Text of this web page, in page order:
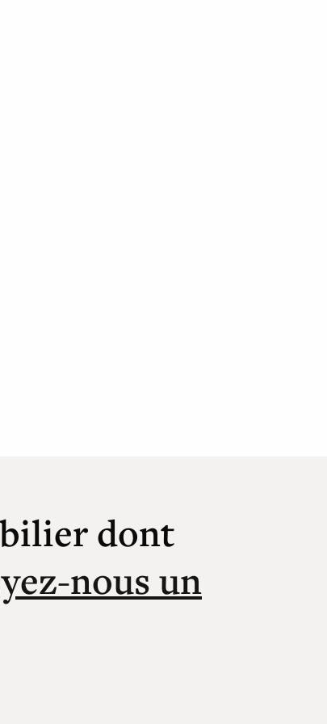
dont
nous un